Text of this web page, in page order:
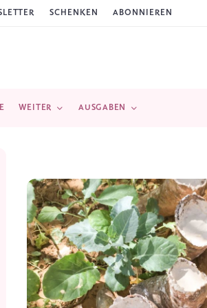
SCHENKEN ABONNIEREN
WEITER AUSGABEN